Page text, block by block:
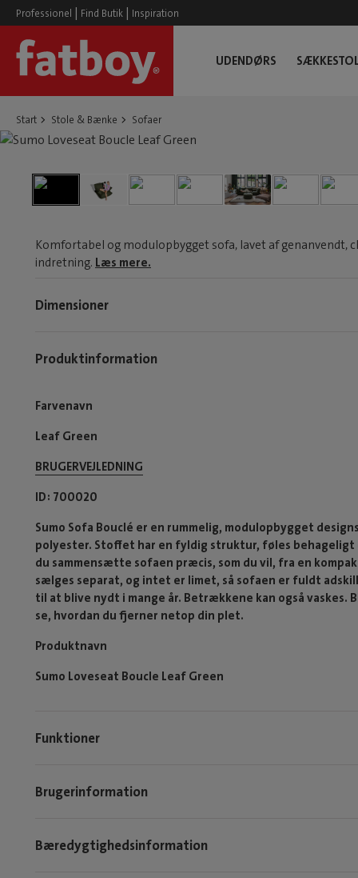
Professionel | Find Butik | Inspiration
UDENDØRS
Start Stole & Bænke Sofaer
Komfortabel og modulopbygget sofa, lavet af genanvendt,
indretning. Læs mere.
Dimensioner
Produktinformation
Farvenavn
Leaf Green
BRUGERVEJLEDNING
ID 700020
Sumo Sofa Bouclé er en rummelig, modulopbygget
polyester. Stoffet har en fyldig struktur, føles
du sammensætte sofaen præcis, som du vil, fra en
sælges separat, og intet er limet, så sofaen er fuldt
til at blive nydt i mange år. Betrækkene kan også
se, hvordan du fjerner netop din plet.
Produktnavn
Sumo Loveseat Boucle Leaf Green
Funktioner
Brugerinformation
Bæredygtighedsinformation